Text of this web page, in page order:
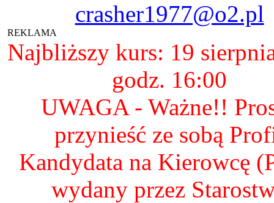
crasher1977@o2.pl
REKLAMA
Najbliższy kurs: 19
godz. 16:00
UWAGA - Ważne!!
przynieść ze sobą
Kandydata na Kierowcę
wydany przez